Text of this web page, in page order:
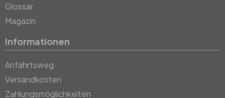
Glossar
Magazin
Informationen
Anfahrtsweg
Versandkosten
Zahlungsmöglichkeiten